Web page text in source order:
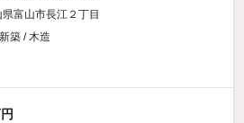
県富山市長江２丁目
築 / 木造